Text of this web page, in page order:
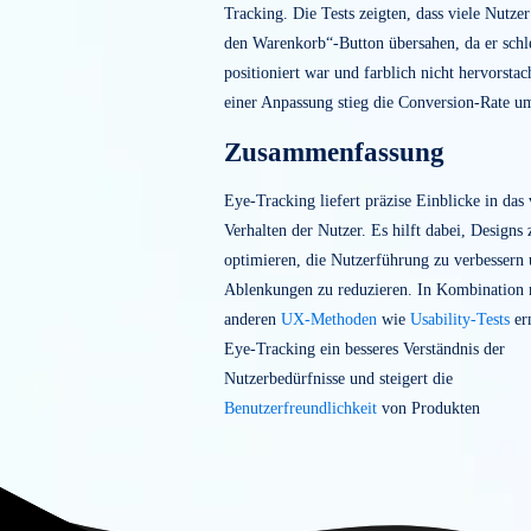
UX-Designer setzen Eye-Tracking
Wahrnehmung der Nutzer zu
Daten, um:
positionieren wichtige
Stellen.
Ablenkungen zu
störende Elemente, die die
könnten.
Benutzerfreundlichkeit
können Inhalte effizienter
leichter verstehen.